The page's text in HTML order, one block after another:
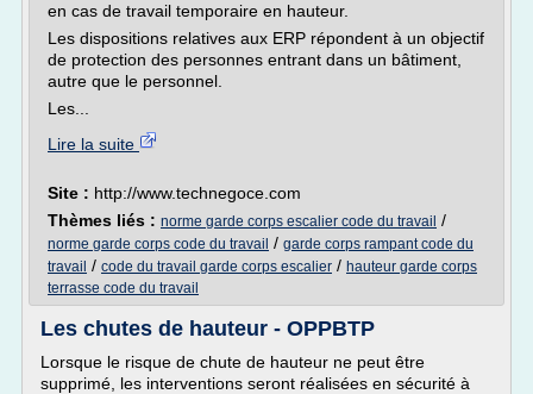
en cas de travail temporaire en hauteur.
Les dispositions relatives aux ERP répondent à un objectif
de protection des personnes entrant dans un bâtiment,
autre que le personnel.
Les...
Lire la suite
Site : http://www.technegoce.com
Thèmes liés : norme garde corps escalier code du travail /
norme garde corps code du travail / garde corps rampant code du
travail / code du travail garde corps escalier / hauteur garde corps
terrasse code du travail
Les chutes de hauteur - OPPBTP
Lorsque le risque de chute de hauteur ne peut être
supprimé, les interventions seront réalisées en sécurité à